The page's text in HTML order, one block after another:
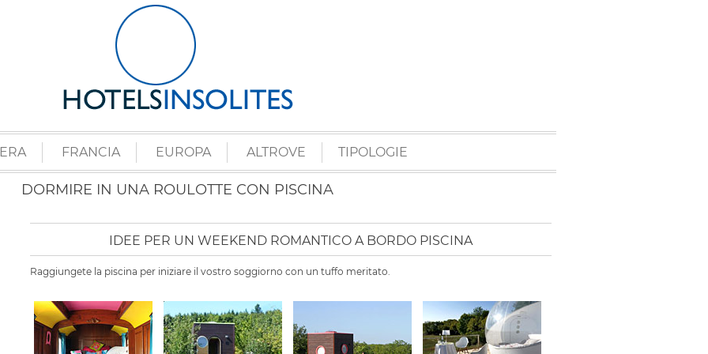
FRANCIA EUROPA ALTROVE TIPOLOGIE
DORMIRE IN UNA ROULOTTE CON PISCINA
IDEE PER UN WEEKEND ROMANTICO A BORDO PISCINA
Raggiungete la piscina per iniziare il vostro soggiorno con un tuffo meritato.